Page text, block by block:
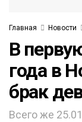
Главная Новости
В
года в
брак
Всего же